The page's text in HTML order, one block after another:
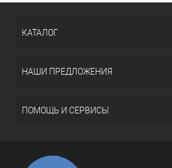
КАТАЛОГ
НАШИ ПРЕДЛОЖЕНИЯ
ПОМОЩЬ И СЕРВИСЫ